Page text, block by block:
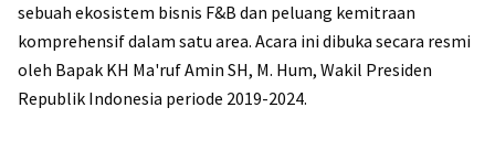
sebuah ekosistem bisnis F&B dan peluang kemitraan
komprehensif dalam satu area. Acara ini dibuka secara resmi
oleh Bapak KH Ma'ruf Amin SH, M. Hum, Wakil Presiden
Republik Indonesia periode 2019-2024.